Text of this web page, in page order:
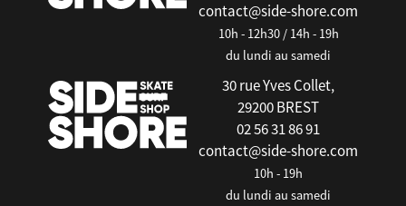
contact@side-shore.com
10h - 12h30 / 14h - 19h
du lundi au samedi
30 rue Yves Collet,
29200 BREST
02 56 31 86 91
contact@side-shore.com
10h - 19h
du lundi au samedi